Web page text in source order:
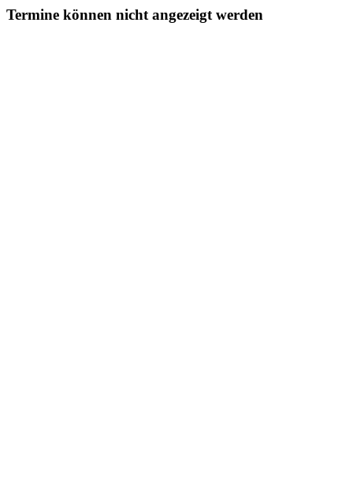
Termine können nicht angezeigt werden